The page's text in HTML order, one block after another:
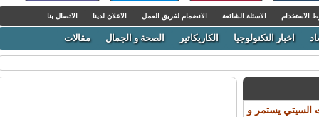
الاسئلة الشائعة الانضمام لفريق العمل الاعلان لدينا الاتصال بنا
اخبار التكنولوجيا الكاريكاتير الصحة و الجمال مقالات
يستمر و